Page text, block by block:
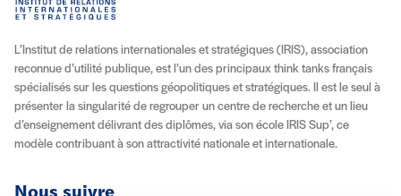
L’Institut de relations internationales et stratégiques (IRIS), association
reconnue d’utilité publique, est l’un des principaux think tanks français
spécialisés sur les questions géopolitiques et stratégiques. Il est le seul à
présenter la singularité de regrouper un centre de recherche et un lieu
d’enseignement délivrant des diplômes, via son école IRIS Sup’, ce
modèle contribuant à son attractivité nationale et internationale.